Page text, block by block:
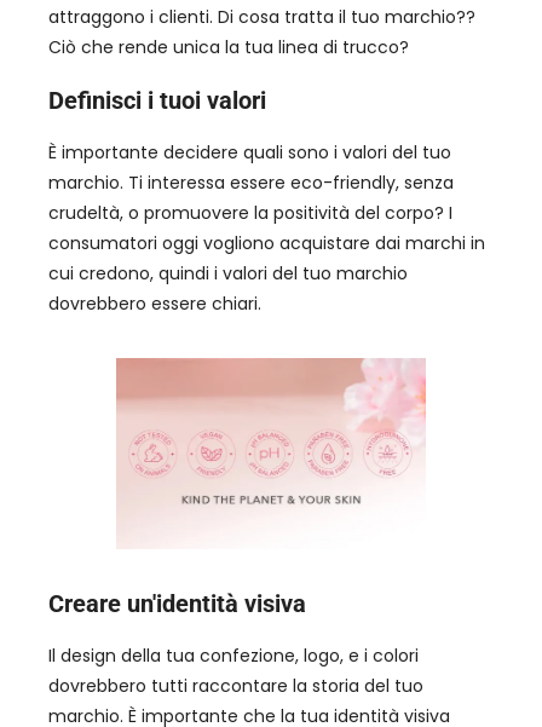
attraggono i clienti. Di cosa tratta il tuo marchio??
Ciò che rende unica la tua linea di trucco?
Definisci i tuoi valori
È importante decidere quali sono i valori del tuo
marchio. Ti interessa essere eco-friendly, senza
crudeltà, o promuovere la positività del corpo? I
consumatori oggi vogliono acquistare dai marchi in
cui credono, quindi i valori del tuo marchio
dovrebbero essere chiari.
Creare un'identità visiva
Il design della tua confezione, logo, e i colori
dovrebbero tutti raccontare la storia del tuo
marchio. È importante che la tua identità visiva